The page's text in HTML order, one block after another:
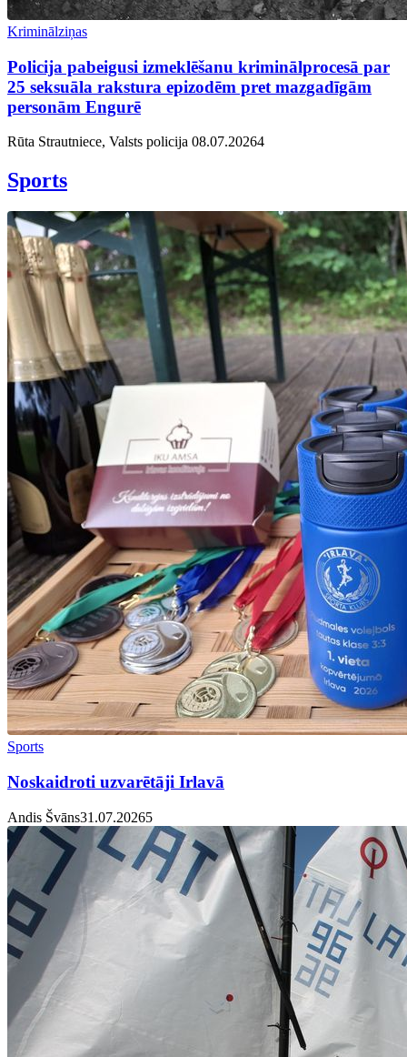
Kriminālziņas
Policija pabeigusi izmeklēšanu kriminālprocesā par
25 seksuāla rakstura epizodēm pret mazgadīgām
personām Engurē
Rūta Strautniece, Valsts policija 08.07.20264
Sports
Sports
Noskaidroti uzvarētāji Irlavā
Andis Švāns31.07.20265